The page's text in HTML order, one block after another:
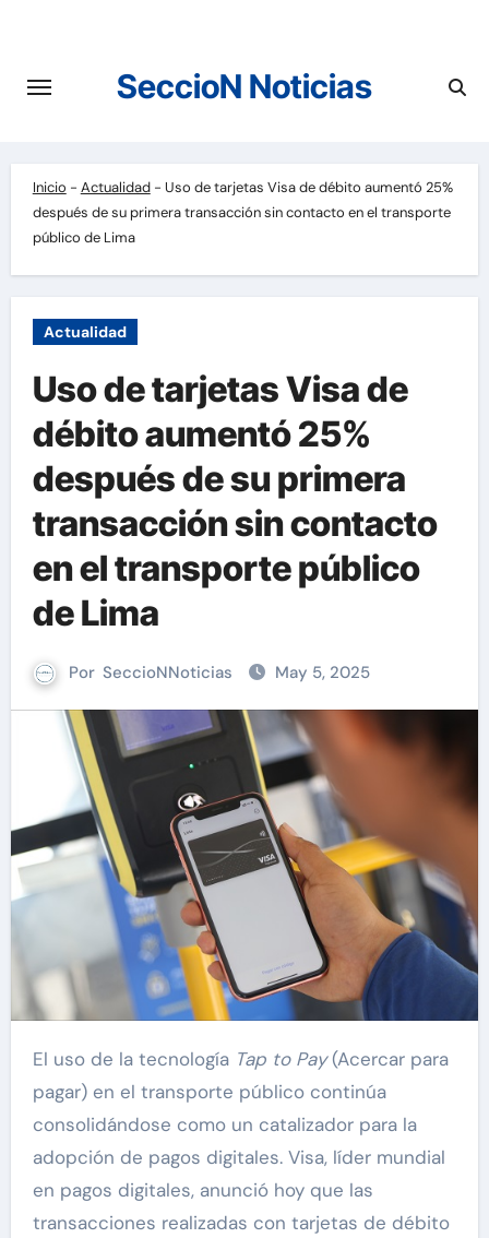
contenido
SeccioN Noticias
Inicio - Actualidad- Uso de tarjetas Visa de débito aumentó 25%
después de su primera transacción sin contacto en el transporte
público de Lima
Actualidad
Uso de tarjetas Visa de
débito aumentó 25%
después de su primera
transacción sin contacto
en el transporte público
de Lima
Por SeccioNNoticias May 5, 2025
El uso de la tecnología Tap to Pay(Acercar para
pagar) en el transporte público continúa
consolidándose como un catalizador para la
adopción de pagos digitales. Visa, líder mundial
en pagos digitales, anunció hoy que las
transacciones realizadas con tarjetas de débito